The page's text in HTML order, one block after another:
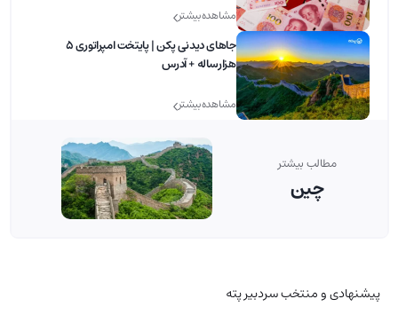
مشاهده بیشتر
جاهای دیدنی پکن | پایتخت امپراتوری 5
هزارساله + آدرس
مشاهده بیشتر
مطالب بیشتر
چین
پیشنهادی و منتخب سردبیر پته